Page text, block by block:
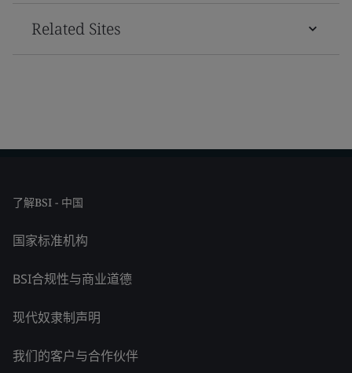
Related Sites
了解BSI - 中国
国家标准机构
BSI合规性与商业道德
现代奴隶制声明
我们的客户与合作伙伴